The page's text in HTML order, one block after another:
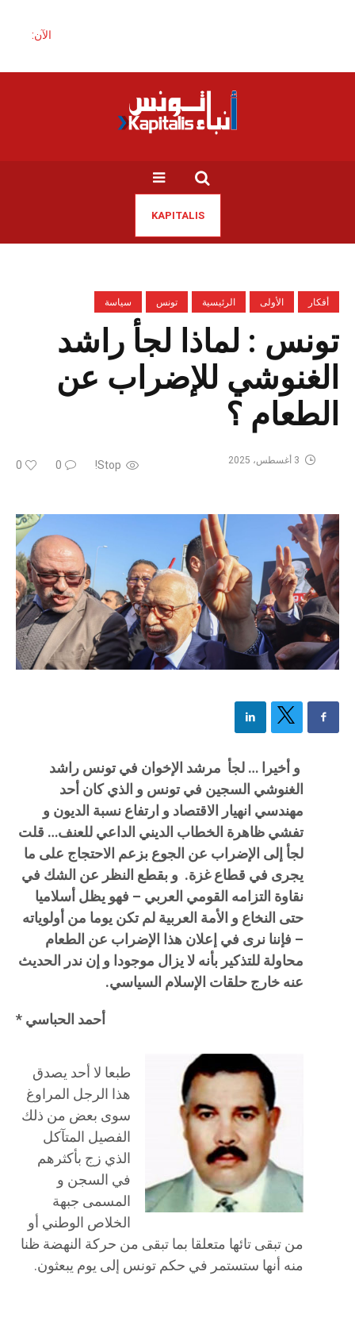
الآن:
KAPITALIS
أفكار الأولى الرئيسية تونس سياسة
تونس : لماذا لجأ راشد
الغنوشي للإضراب عن
الطعام ؟
Stop!
0
0 3 أغسطس، 2025
و أخيرا … لجأ مرشد الإخوان في تونس راشد
الغنوشي السجين في تونس و الذي كان أحد
مهندسي انهيار الاقتصاد و ارتفاع نسبة الديون و
تفشي ظاهرة الخطاب الديني الداعي للعنف… قلت
لجأ إلى الإضراب عن الجوع بزعم الاحتجاج على ما
يجرى في قطاع غزة. و بقطع النظر عن الشك في
نقاوة التزامه القومي العربي – فهو يظل أسلاميا
حتى النخاع و الأمة العربية لم تكن يوما من أولوياته
– فإننا نرى في إعلان هذا الإضراب عن الطعام
محاولة للتذكير بأنه لا يزال موجودا و إن ندر الحديث
عنه خارج حلقات الإسلام السياسي.
أحمد الحباسي *
طبعا لا أحد يصدق
هذا الرجل المراوغ
سوى بعض من ذلك
الفصيل المتآكل
الذي زج بأكثرهم
في السجن و
المسمى جبهة
الخلاص الوطني أو
من تبقى تائها متعلقا بما تبقى من حركة النهضة ظنا
منه أنها ستستمر في حكم تونس إلى يوم يبعثون.